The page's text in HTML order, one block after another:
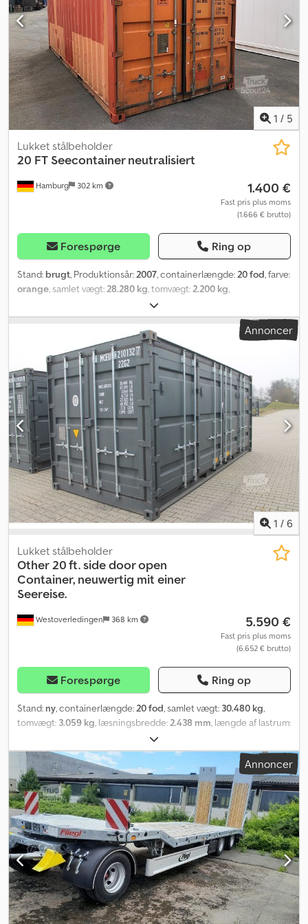
kontraktforhandlinger og udgør hverken et bindende tilbud eller
en opfordring til at afgive et sådan. Hvis produktet har vakt deres
interesse, bedes De sende os en uforpligtende besked pr. [mail],
[telefon], [fax], [brev] til de kontaktdata, der står under "Juridiske
oplysninger" eller via funktionen "Send besked", med oplysning
om [mailadresse], [faxnummer] eller [postadresse]. Vi vil herefter
sende Dem et bindende tilbud og vores forretningsbetingelser
samt kundeoplysninger.
1 / 5
Hamburg 302 km
Lukket stålbeholder
20 FT Seecontainer neutralisiert
1.400 €
Fast pris plus moms
(1.666 € brutto)
Forespørge Ring op
Stand: brugt, Produktionsår: 2007, containerlængde: 20 fod, farve:
orange , samlet vægt: 28.280 kg , tomvægt: 2.200 kg
, læsningsbredde:
lastrum:5.898 mm, lastepladshøjde:2.390 mm,
Annoncer
1 / 6
Westoverledingen 368 km
Lukket stålbeholder
Other20 ft. side door open
Container, neuwertig mit einer
Seereise.
5.590 €
Fast pris plus moms
(6.652 € brutto)
Forespørge Ring op
Stand: ny, containerlængde:20 fod, samlet vægt: 30.480 kg,
tomvægt: 3.059 kg, læsningsbredde:2.438 mm, længde af lastrum:
2.591 mm
sideåbning, næsten som ny, har været på en sørejse. På grund af
sørejsen kan der forekomme mindre buler og ridser. En kort og en
lang side kan åbnes. Udvendige mål: ca. L x B x H 6,06 m x 2,44 m x
2,59 m Indvendige mål: ca. L x B x H 5,89 m x 2,28 m x 2,39 m Crjdjp
R Nnbopfx Am Hof Åbningsmål for den korte dobbeltdør, B x H ca.
2,20 m x 2,14 m Åbningsmål for den lange side, B x H ca. 5,80 m x 2,14
m Egenvægt ca. 3060 kg, nyttelast: 27420 kg Udførelse med
lommer til gaffeltruck og galvaniserede låsestænger. "Look box",
trægulv, indvendig farve: grå Kan stables i op til 8 lag, udvendig
farve: RAL: 7024 grafitgrå Købspris, inklusive pålastning, D-26810
Westoverledingen. Ved forespørgsler bedes I angive firmanavn og
evt. leveringsadresse, hvorefter vi sender et individuelt tilbud.
Annoncer